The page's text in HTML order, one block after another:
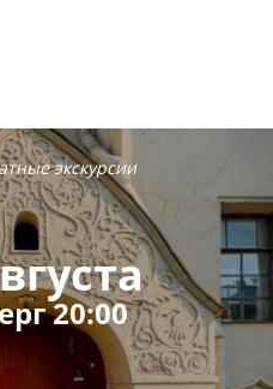
экскурсии
20:00